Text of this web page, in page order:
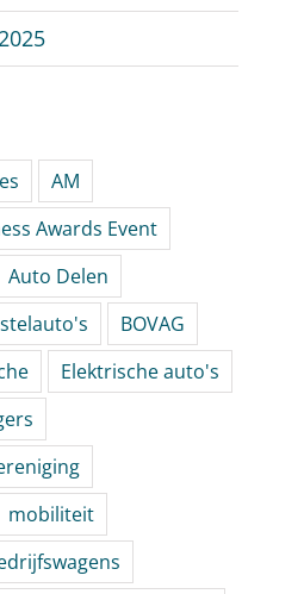
AM
Awards Event
Auto Delen
BOVAG
Elektrische auto's
mobiliteit